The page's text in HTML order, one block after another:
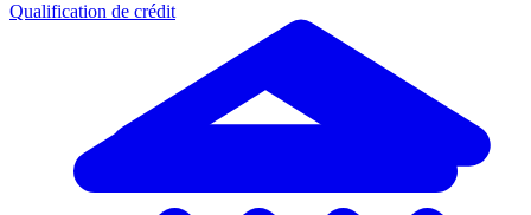
Qualification de crédit